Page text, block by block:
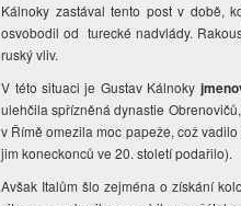
Kálnoky zastával tento post v době,
osvobodil od turecké nadvlády.
ruský vliv.
V této situaci je Gustav Kálnoky
ulehčila spřízněná dynastie
v Římě omezila moc papeže, což
jim koneckonců ve 20. století podařilo).
Avšak Italům šlo zejména o získání